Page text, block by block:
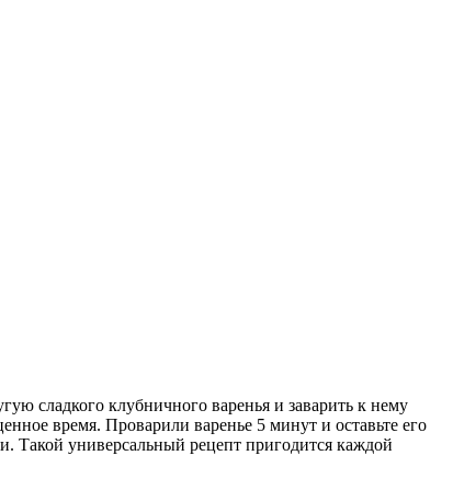
сладкого клубничного варенья и заварить к нему
время. Проварили варенье 5 минут и оставьте его
Такой универсальный рецепт пригодится каждой